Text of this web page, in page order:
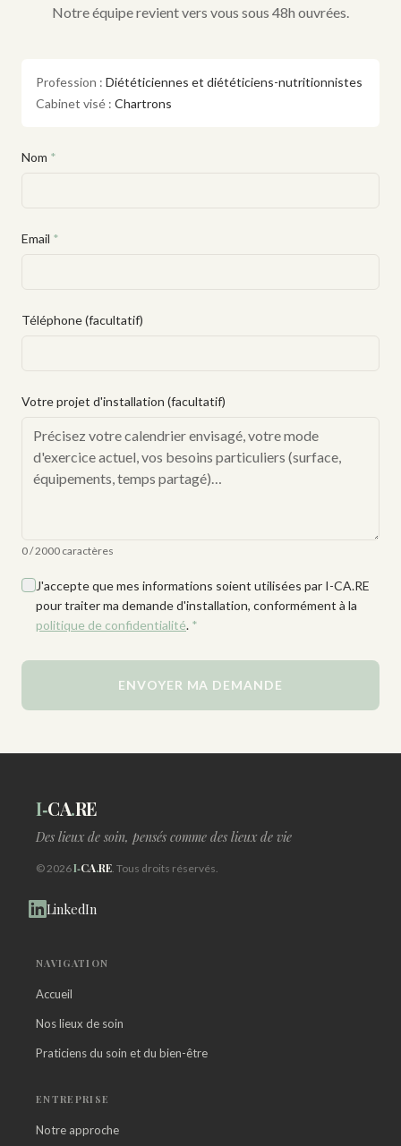
Notre équipe revient vers vous sous 48h ouvrées.
Profession : Diététiciennes et diététiciens-nutritionnistes
Cabinet visé : Chartrons
Nom *
Email *
Téléphone (facultatif)
Votre projet d'installation (facultatif)
0 / 2000 caractères
J'accepte que mes informations soient utilisées par I-CA.RE
pour traiter ma demande d'installation, conformément à la
politique de confidentialité. *
ENVOYER MA DEMANDE
I‑CA.RE
Des lieux de soin, pensés comme des lieux de vie
© 2026I‑CA.RE. Tous droits réservés.
LinkedIn
NAVIGATION
Accueil
Nos lieux de soin
Praticiens du soin et du bien-être
ENTREPRISE
Notre approche